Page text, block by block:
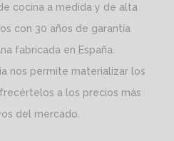
cocina a medida y de alta
con 30 años de garantía
fabricada en España.
nos permite materializar los
a los precios más
del mercado.